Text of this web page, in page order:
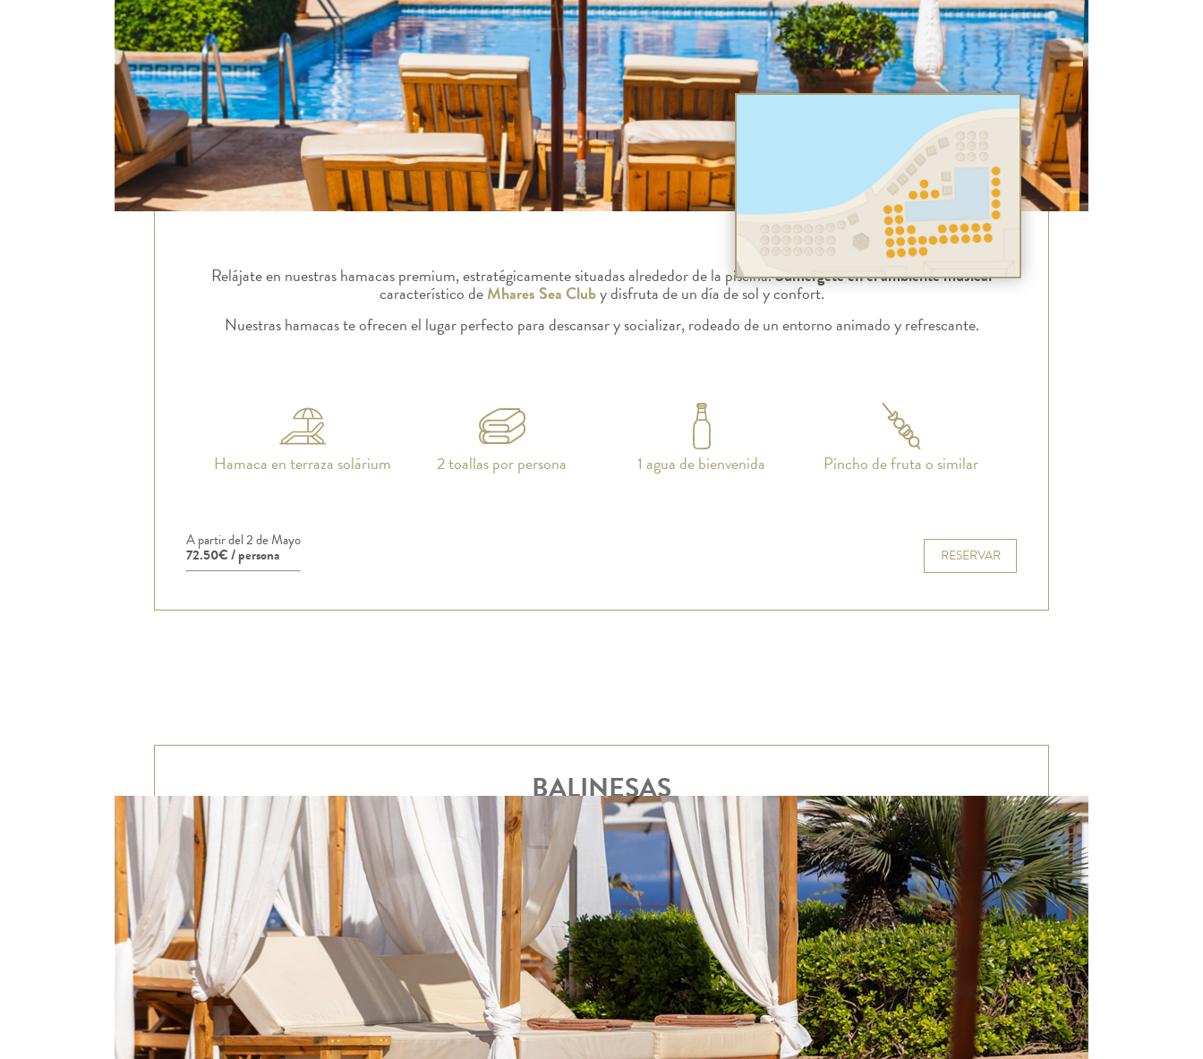
Relájate en nuestras hamacas premium, estratégicamente situadas alrededor de la piscina.Sumérgete en el ambiente musical
característico deMhares Sea Cluby disfruta de un día de sol y confort.
Nuestras hamacas te ofrecen el lugar perfecto para descansar y socializar, rodeado de un entorno animado y refrescante.
Hamaca en terraza solárium 2 toallas por persona 1 agua de bienvenida Pincho de fruta o similar
A partir del 2 de Mayo
72.50€ / persona RESERVAR
BALINESAS